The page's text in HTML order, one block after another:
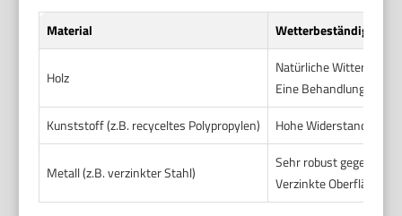
Material Wetterbeständigkeit
Holz
Natürliche
Eine Behandlung mit
Kunststoff (z.B. recyceltes Polypropylen)
Hohe
Metall (z.B. verzinkter Stahl)
Sehr robust gegen
Verzinkte Oberflächen